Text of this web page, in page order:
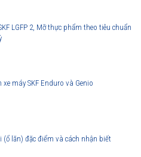
LGFP 2, Mỡ thực phẩm theo tiêu chuẩn
máy SKF Enduro và Genio
(ổ lăn) đặc điểm và cách nhận biết